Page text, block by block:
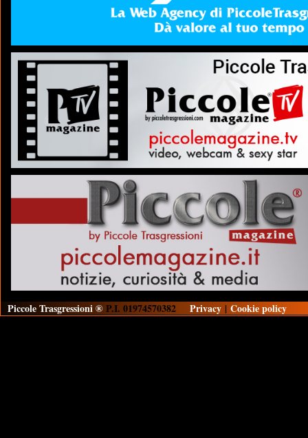
Piccole Trasgressioni ® P.I. 01974570382 Privacy | Cookie policy